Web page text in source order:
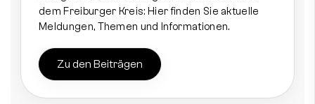
dem Freiburger Kreis: Hier finden Sie aktuelle
Meldungen, Themen und Informationen.
Zu den Beiträgen